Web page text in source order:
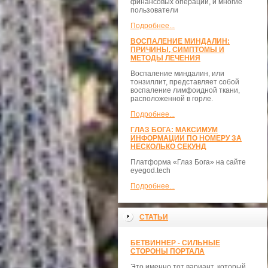
финансовых операций, и многие
пользователи
Подробнее...
ВОСПАЛЕНИЕ МИНДАЛИН:
ПРИЧИНЫ, СИМПТОМЫ И
МЕТОДЫ ЛЕЧЕНИЯ
Воспаление миндалин, или
тонзиллит, представляет собой
воспаление лимфоидной ткани,
расположенной в горле.
Подробнее...
ГЛАЗ БОГА: МАКСИМУМ
ИНФОРМАЦИИ ПО НОМЕРУ ЗА
НЕСКОЛЬКО СЕКУНД
Платформа «Глаз Бога» на сайте
eyegod.tech
Подробнее...
СТАТЬИ
БЕТВИННЕР - СИЛЬНЫЕ
СТОРОНЫ ПОРТАЛА